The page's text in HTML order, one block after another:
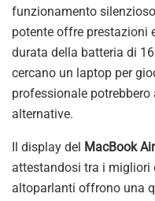
funzionamento
potente offre prestazioni
durata della batteria di
cercano un laptop per
professionale
alternative.
Il display del MacBook
attestandosi tra i migliori
altoparlanti offrono una